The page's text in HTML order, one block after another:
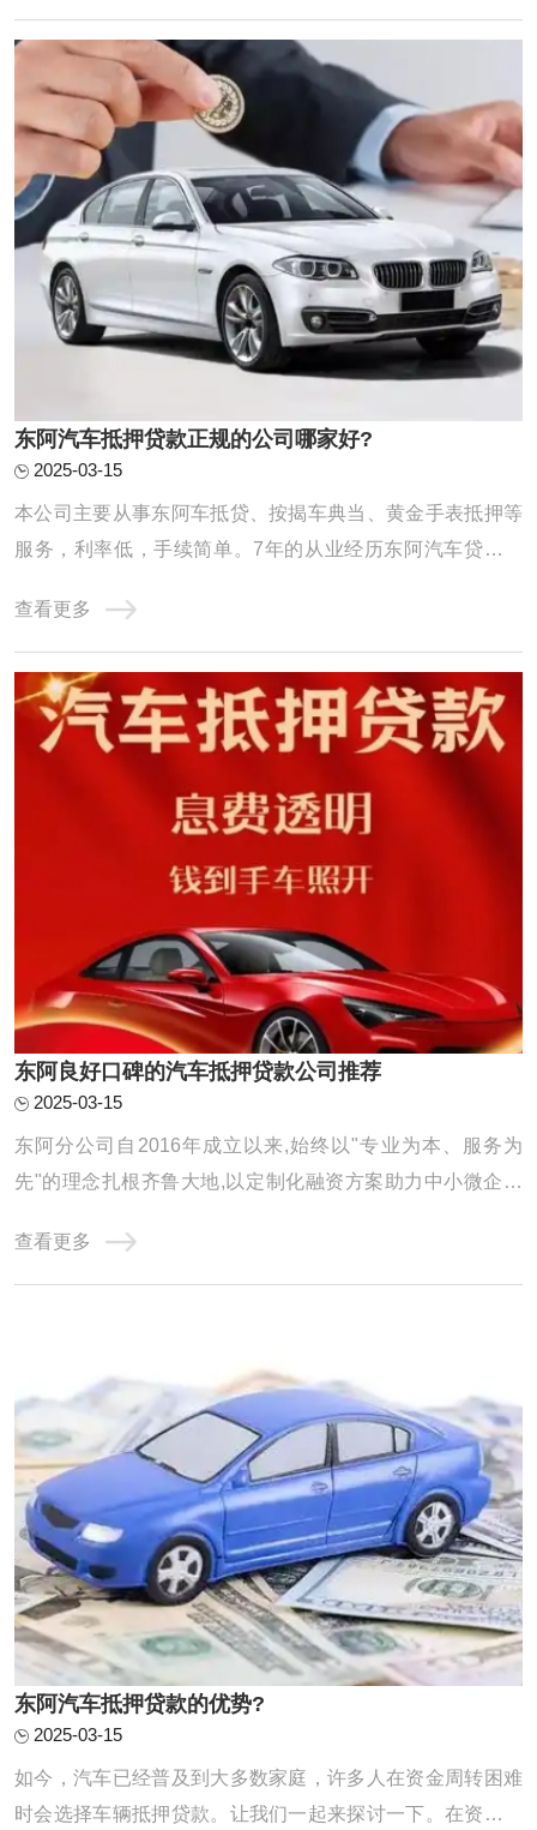
分为全款车和按揭车的。按揭车一般抵押在或者贷款公司。
对于申请东阿汽车抵押贷款一定要选择 ...
东阿汽车抵押贷款正规的公司哪家好?
2025-03-15
本公司主要从事东阿车抵贷、按揭车典当、黄金手表抵押等
服务，利率低，手续简单。7年的从业经历东阿汽车贷款积
以“客户利益至上”为服务宗旨，为您量身定做便捷、适合的
方案，为广大客户排忧解难，建立了多方位、稳固的渠道合
作关系，成为渠道与客户之间的纽带和桥梁， ...
查看更多
东阿良好口碑的汽车抵押贷款公司推荐
2025-03-15
东阿分公司自2016年成立以来,始终以"专业为本、服务为
先"的理念扎根齐鲁大地,以定制化融资方案助力中小微企业
得到显著增长,在亮眼数据的背后,是团队对服务品质的极致追
求和对客户需求的深刻洞察。 选择可靠的汽车抵押贷款公司
查看更多
东阿汽车抵押贷款的优势?
2025-03-15
如今，汽车已经普及到大多数家庭，许多人在资金周转困难
时会选择车辆抵押贷款。让我们一起来探讨一下。在资金周